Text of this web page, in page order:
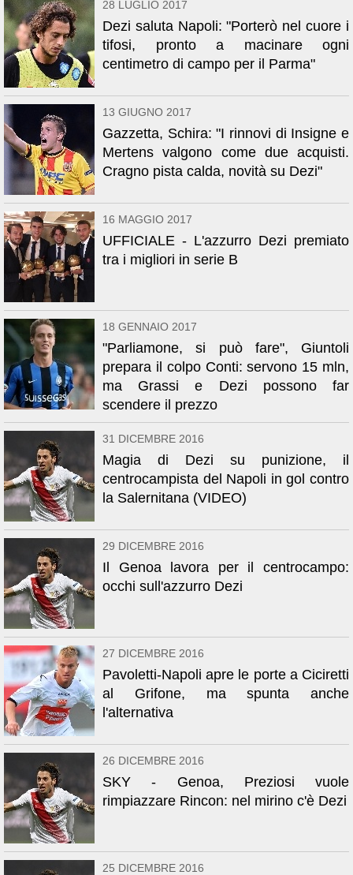
28 LUGLIO 2017
Dezi saluta Napoli: "Porterò nel cuore i
tifosi, pronto a macinare ogni
centimetro di campo per il Parma"
13 GIUGNO 2017
Gazzetta, Schira: "I rinnovi di Insigne e
Mertens valgono come due acquisti.
Cragno pista calda, novità su Dezi"
16 MAGGIO 2017
UFFICIALE - L'azzurro Dezi premiato
tra i migliori in serie B
18 GENNAIO 2017
"Parliamone, si può fare", Giuntoli
prepara il colpo Conti: servono 15 mln,
ma Grassi e Dezi possono far
scendere il prezzo
31 DICEMBRE 2016
Magia di Dezi su punizione, il
centrocampista del Napoli in gol contro
la Salernitana (VIDEO)
29 DICEMBRE 2016
Il Genoa lavora per il centrocampo:
occhi sull'azzurro Dezi
27 DICEMBRE 2016
Pavoletti-Napoli apre le porte a Ciciretti
al Grifone, ma spunta anche
l'alternativa
26 DICEMBRE 2016
SKY - Genoa, Preziosi vuole
rimpiazzare Rincon: nel mirino c'è Dezi
25 DICEMBRE 2016